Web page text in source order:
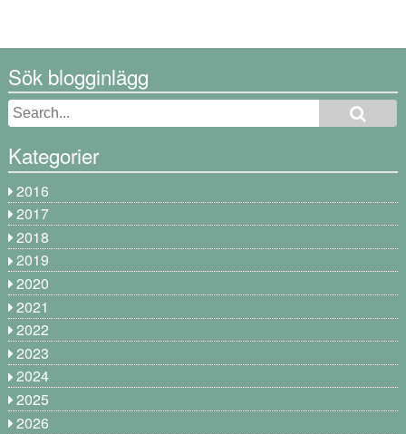
Sök blogginlägg
Kategorier
2016
2017
2018
2019
2020
2021
2022
2023
2024
2025
2026